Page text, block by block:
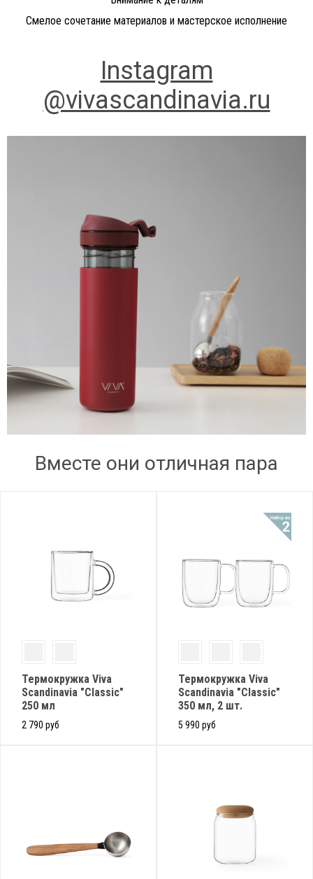
Смелое сочетание материалов и мастерское исполнение
Instagram
@vivascandinavia.ru
Вместе они отличная пара
Термокружка Viva
Scandinavia "Classic"
250 мл
2 790 руб
Термокружка Viva
Scandinavia "Classic"
350 мл, 2 шт.
5 990 руб